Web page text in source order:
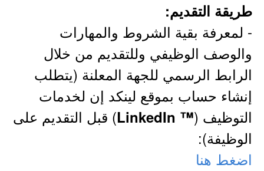
طريقة التقديم:
- لمعرفة بقية الشروط والمهارات
والوصف الوظيفي وللتقديم من خلال
الرابط الرسمي للجهة المعلنة (يتطلب
إنشاء حساب بموقع لينكد إن لخدمات
التوظيف (™ LinkedIn
) قبل التقديم على
الوظيفة):
اضغط هنا